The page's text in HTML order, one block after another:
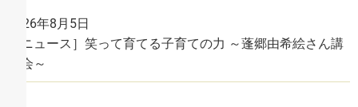
2026年8月5日
［ニュース］笑って育てる子育ての力 ～蓬郷由希絵さん講
演会～